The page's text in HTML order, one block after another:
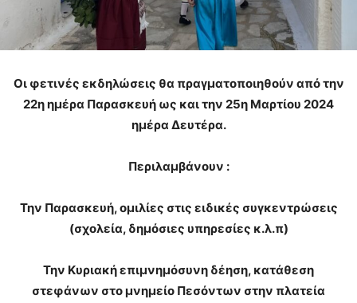
Οι φετινές εκδηλώσεις θα πραγματοποιηθούν από την
22η ημέρα Παρασκευή ως και την 25η Μαρτίου 2024
ημέρα Δευτέρα.
Περιλαμβάνουν :
Την Παρασκευή, ομιλίες στις ειδικές συγκεντρώσεις
(σχολεία, δημόσιες υπηρεσίες κ.λ.π)
Την Κυριακή επιμνημόσυνη δέηση, κατάθεση
στεφάνων στο μνημείο Πεσόντων στην πλατεία